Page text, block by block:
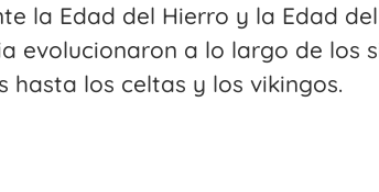
la Edad del Hierro y la Edad
evolucionaron a lo largo de los
los celtas y los vikingos.